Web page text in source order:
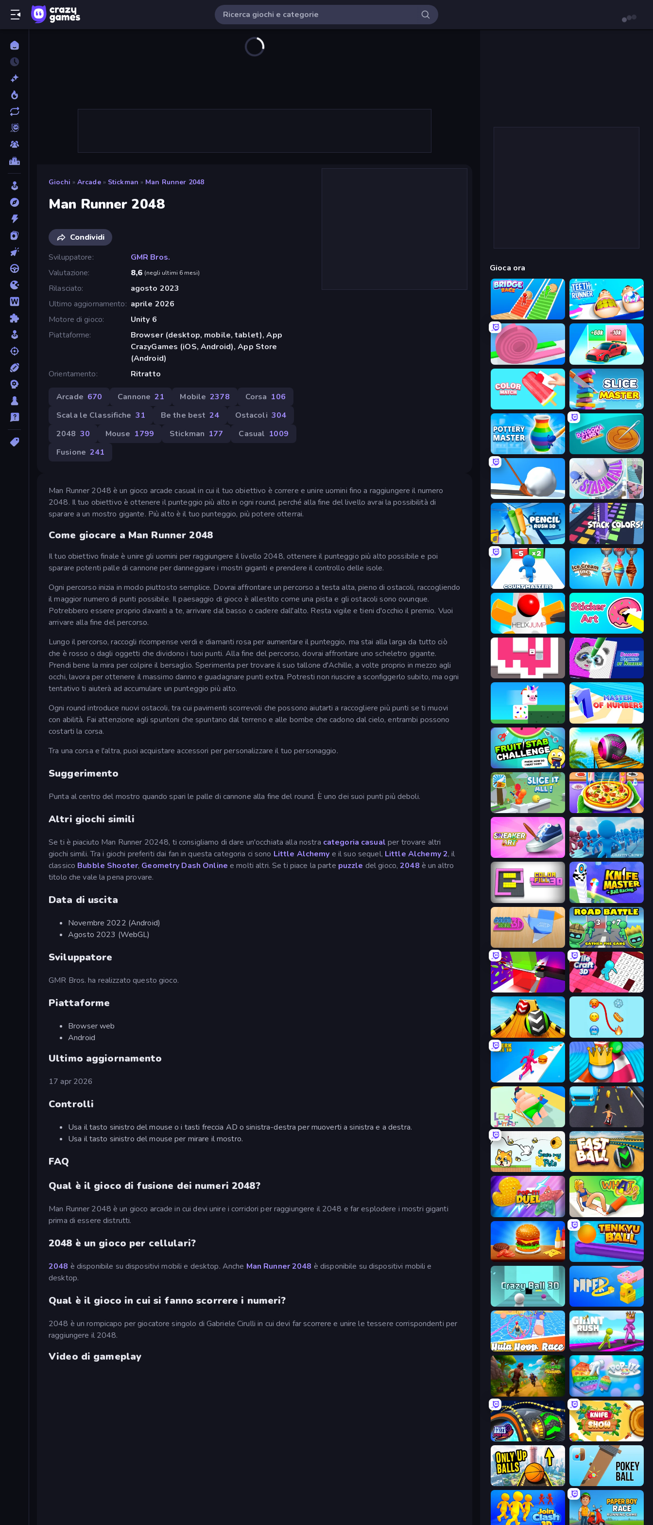
Giochi » Arcade » Stickman » Man Runner 2048
Man Runner 2048
Condividi
Sviluppatore
GMR Bros.
Valutazione
8,6 (negli ultimi 6 mesi)
Rilasciato
agosto 2023
Ultimo aggiornamento
aprile 2026
Motore di gioco
Unity 6
Piattaforme
Browser (desktop, mobile, tablet), App
CrazyGames (iOS, Android), App Store
(Android)
Orientamento
Ritratto
Arcade 670 Cannone 21 Mobile 2378 Corsa 106
Scala le Classifiche 31 Be the best 24 Ostacoli 304
2048 30 Mouse 1799 Stickman 177 Casual 1009
Fusione 241
Man Runner 2048 è un gioco arcade casual in cui il tuo obiettivo è correre e unire uomini fino a raggiungere il numero
2048. Il tuo obiettivo è ottenere il punteggio più alto in ogni round, perché alla fine del livello avrai la possibilità di
sparare a un mostro gigante. Più alto è il tuo punteggio, più potere otterrai.
Come giocare a Man Runner 2048
Il tuo obiettivo finale è unire gli uomini per raggiungere il livello 2048, ottenere il punteggio più alto possibile e poi
sparare potenti palle di cannone per danneggiare i mostri giganti e prendere il controllo delle isole.
Ogni percorso inizia in modo piuttosto semplice. Dovrai affrontare un percorso a testa alta, pieno di ostacoli, raccogliendo
il maggior numero di punti possibile. Il paesaggio di gioco è allestito come una pista e gli ostacoli sono ovunque.
Potrebbero essere proprio davanti a te, arrivare dal basso o cadere dall'alto. Resta vigile e tieni d'occhio il premio. Vuoi
arrivare alla fine del percorso.
Lungo il percorso, raccogli ricompense verdi e diamanti rosa per aumentare il punteggio, ma stai alla larga da tutto ciò
che è rosso o dagli oggetti che dividono i tuoi punti. Alla fine del percorso, dovrai affrontare uno scheletro gigante.
Prendi bene la mira per colpire il bersaglio. Sperimenta per trovare il suo tallone d'Achille, a volte proprio in mezzo agli
occhi, lavora per ottenere il massimo danno e guadagnare punti extra. Potresti non riuscire a sconfiggerlo subito, ma ogni
tentativo ti aiuterà ad accumulare un punteggio più alto.
Ogni round introduce nuovi ostacoli, tra cui pavimenti scorrevoli che possono aiutarti a raccogliere più punti se ti muovi
con abilità. Fai attenzione agli spuntoni che spuntano dal terreno e alle bombe che cadono dal cielo, entrambi possono
costarti la corsa.
Tra una corsa e l'altra, puoi acquistare accessori per personalizzare il tuo personaggio.
Suggerimento
Punta al centro del mostro quando spari le palle di cannone alla fine del round. È uno dei suoi punti più deboli.
Altri giochi simili
Se ti è piaciuto Man Runner 20248, ti consigliamo di dare un'occhiata alla nostra categoria casual per trovare altri
giochi simili. Tra i giochi preferiti dai fan in questa categoria ci sono Little Alchemy e il suo sequel, Little Alchemy 2, il
classico Bubble Shooter, Geometry Dash Online e molti altri. Se ti piace la parte puzzle del gioco,2048 è un altro
titolo che vale la pena provare.
Data di uscita
Novembre 2022 (Android)
Agosto 2023 (WebGL)
Sviluppatore
GMR Bros. ha realizzato questo gioco.
Piattaforme
Browser web
Android
Ultimo aggiornamento
17 apr 2026
Controlli
Usa il tasto sinistro del mouse o i tasti freccia AD o sinistra-destra per muoverti a sinistra e a destra.
Usa il tasto sinistro del mouse per mirare il mostro.
FAQ
Qual è il gioco di fusione dei numeri 2048?
Man Runner 2048 è un gioco arcade in cui devi unire i corridori per raggiungere il 2048 e far esplodere i mostri giganti
prima di essere distrutti.
2048 è un gioco per cellulari?
2048 è disponibile su dispositivi mobili e desktop. Anche Man Runner 2048 è disponibile su dispositivi mobili e
desktop.
Qual è il gioco in cui si fanno scorrere i numeri?
2048 è un rompicapo per giocatore singolo di Gabriele Cirulli in cui devi far scorrere e unire le tessere corrispondenti per
raggiungere il 2048.
Video di gameplay
Gioca ora
Bridge Race Teeth Runner
Layers Roll
Slice Master
Pottery Master Dalgona Candy Honeycomb Cookie
Shovel 3D Stack Fall
Pencil Rush Stack Colors
Ice Cream Inc.
Helix Jump
Just Slide (Remastered)
Stacky Bird Master of Numbers
Fruit Stab Challenge Rolling Balls Sea Race
Slice It All! Pizza Maker
Sneaker Art Gravity Crowd
Color Fill 3D Knife Master: Ball Racing
Road Battle: Gather the Gang
Jelly Restaurant Tile Craft 3D
Sky Balls 3D Emoji Puzzle!
Twerk Race 3D Aquapark Balls Party
Lazy Jumper
Save My Pets Fast Ball Jump
Pop It! Duel What a Leg
Burger Cafe Tenkyu Ball
Crazy Ball 3D
Hula Hoop Race Giant Rush!
Island of Treasures Pop It 3D
Rolling Balls Space Race Knife Show
Only Up Balls Pokey Ball